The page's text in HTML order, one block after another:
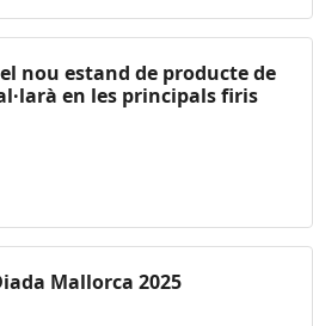
nou estand de producte de
en les principals firis
Mallorca 2025